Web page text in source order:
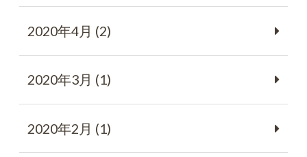
2020年4月 (2)
2020年3月 (1)
2020年2月 (1)